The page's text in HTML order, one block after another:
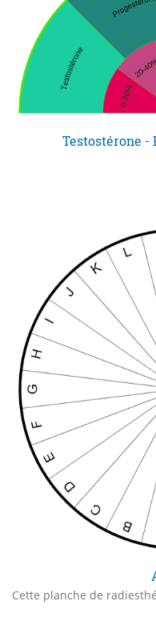
Testostérone -